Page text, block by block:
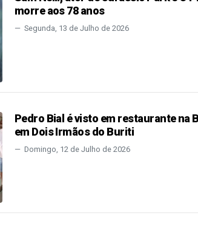
morre aos 78 anos
Segunda, 13 de Julho de 2026
Pedro Bial é visto em restaurante na
em Dois Irmãos do Buriti
Domingo, 12 de Julho de 2026